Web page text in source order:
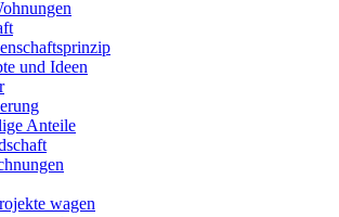
und Ideen
Anteile
wagen